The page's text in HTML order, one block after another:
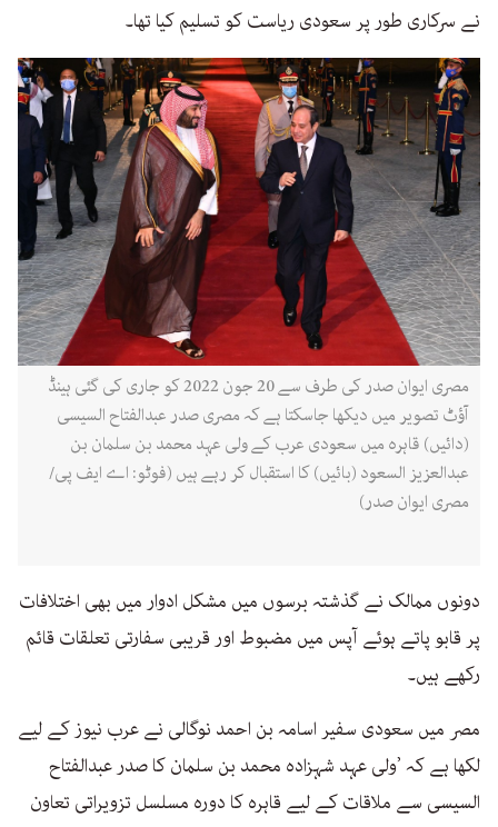
نے سرکاری طور پر سعودی ریاست کو تسلیم کیا تھا۔
مصری ایوان صدر کی طرف سے 20 جون 2022 کو جاری کی گئی ہینڈ
آؤٹ تصویر میں دیکھا جاسکتا ہے کہ مصری صدر عبدالفتاح السیسی
(دائیں) قاہرہ میں سعودی عرب کے ولی عہد محمد بن سلمان بن
عبدالعزیز السعود (بائیں) کا استقبال کر رہے ہیں (فوٹو: اے ایف پی/
مصری ایوان صدر)
دونوں ممالک نے گذشتہ برسوں میں مشکل ادوار میں بھی اختلافات
پر قابو پاتے ہوئے آپس میں مضبوط اور قریبی سفارتی تعلقات قائم
رکھے ہیں۔
مصر میں سعودی سفیر اسامہ بن احمد نوگالی نے عرب نیوز کے لیے
لکھا ہے کہ ’ولی عہد شہزادہ محمد بن سلمان کا صدر عبدالفتاح
السیسی سے ملاقات کے لیے قاہرہ کا دورہ مسلسل تزویراتی تعاون